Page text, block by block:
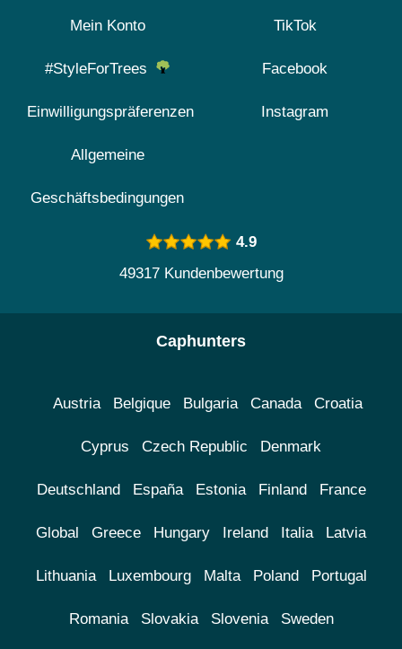
Mein Konto
#StyleForTrees
Einwilligungspräferenzen
Allgemeine
Geschäftsbedingungen
TikTok
Facebook
Instagram
4.9
49317 Kundenbewertung
Caphunters
Austria Belgique Bulgaria Canada Croatia
Cyprus Czech Republic Denmark
Deutschland España Estonia Finland France
Global Greece Hungary Ireland Italia Latvia
Lithuania Luxembourg Malta Poland Portugal
Romania Slovakia Slovenia Sweden